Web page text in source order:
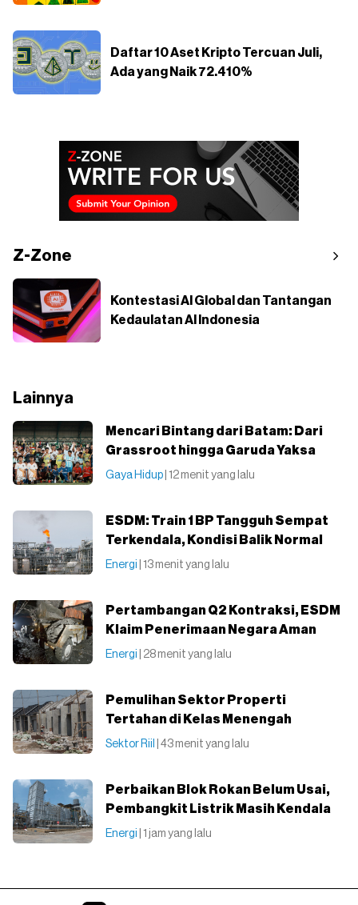
Daftar 10 Aset Kripto Tercuan Juli,
Ada yang Naik 72.410%
Z-Zone
Kontestasi AI Global dan Tantangan
Kedaulatan AI Indonesia
Lainnya
Mencari Bintang dari Batam: Dari
Grassroot hingga Garuda Yaksa
Gaya Hidup | 12 menit yang lalu
ESDM: Train 1 BP Tangguh Sempat
Terkendala, Kondisi Balik Normal
Energi | 13 menit yang lalu
Pertambangan Q2 Kontraksi, ESDM
Klaim Penerimaan Negara Aman
Energi | 28 menit yang lalu
Pemulihan Sektor Properti
Tertahan di Kelas Menengah
Sektor Riil | 43 menit yang lalu
Perbaikan Blok Rokan Belum Usai,
Pembangkit Listrik Masih Kendala
Energi | 1 jam yang lalu